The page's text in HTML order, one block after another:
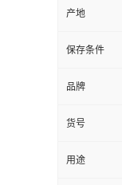
产地
保存条件
品牌
货号
用途